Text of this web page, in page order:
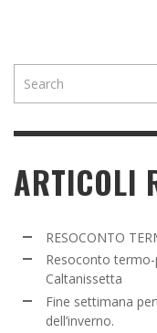
ARTICOLI
RESOCONTO
Resoconto termo-
Caltanissetta
Fine settimana
dell’inverno.